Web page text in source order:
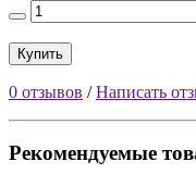
Купить
0 отзывов /Написать
Рекомендуемые